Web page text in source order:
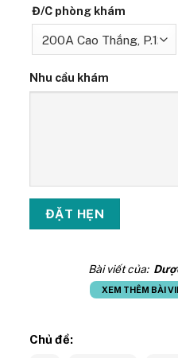
Đ/C phòng khám
Nhu cầu khám
Bài viết của:
XEM THÊM BÀI
Chủ đề: